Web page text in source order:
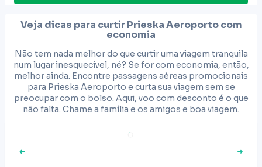
Veja dicas para curtirPrieska Aeroportocom
economia
Não tem nada melhor do que curtir uma viagem tranquila
num lugar inesquecível, né? Se for com economia, então,
melhor ainda. Encontre passagens aéreas promocionais
para Prieska Aeroporto e curta sua viagem sem se
preocupar com o bolso. Aqui, voo com desconto é o que
não falta. Chame a família e os amigos e boa viagem.